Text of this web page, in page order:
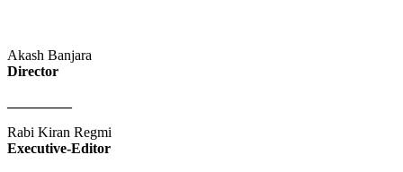
Akash Banjara
Director
Rabi Kiran Regmi
Executive-Editor